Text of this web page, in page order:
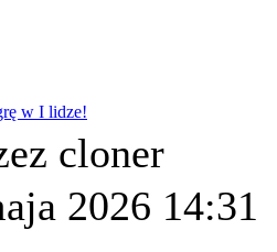
w I lidze!
cloner
2026 14:31